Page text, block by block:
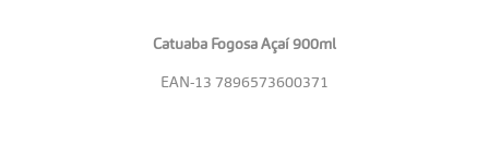
Catuaba Fogosa Açaí 900ml
EAN-13 7896573600371